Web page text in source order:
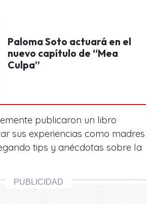
Paloma Soto actuará en el
nuevo capítulo de “Mea
Culpa”
publicaron un libro
sus experiencias como madres
tips y anécdotas sobre la